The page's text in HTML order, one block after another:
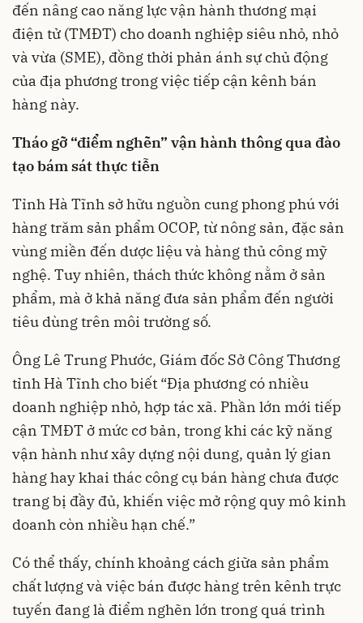
đến nâng cao năng lực vận hành thương mại
điện tử (TMĐT) cho doanh nghiệp siêu nhỏ, nhỏ
và vừa (SME), đồng thời phản ánh sự chủ động
của địa phương trong việc tiếp cận kênh bán
hàng này.
Tháo gỡ “điểm nghẽn” vận hành thông qua đào
tạo bám sát thực tiễn
Tỉnh Hà Tĩnh sở hữu nguồn cung phong phú với
hàng trăm sản phẩm OCOP, từ nông sản, đặc sản
vùng miền đến dược liệu và hàng thủ công mỹ
nghệ. Tuy nhiên, thách thức không nằm ở sản
phẩm, mà ở khả năng đưa sản phẩm đến người
tiêu dùng trên môi trường số.
Ông Lê Trung Phước, Giám đốc Sở Công Thương
tỉnh Hà Tĩnh cho biết “Địa phương có nhiều
doanh nghiệp nhỏ, hợp tác xã. Phần lớn mới tiếp
cận TMĐT ở mức cơ bản, trong khi các kỹ năng
vận hành như xây dựng nội dung, quản lý gian
hàng hay khai thác công cụ bán hàng chưa được
trang bị đầy đủ, khiến việc mở rộng quy mô kinh
doanh còn nhiều hạn chế.”
Có thể thấy, chính khoảng cách giữa sản phẩm
chất lượng và việc bán được hàng trên kênh trực
tuyến đang là điểm nghẽn lớn trong quá trình